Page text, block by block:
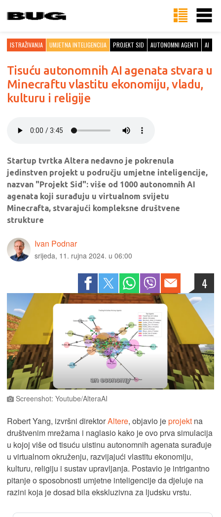
ISTRAŽIVANJA UMJETNA INTELIGENCIJA PROJEKT SID AUTONOMNI AGENTI AI
Tisuću autonomnih AI agenata stvara u
Minecraftu vlastitu ekonomiju, vladu,
kulturu i religije
Startup tvrtka Altera nedavno je pokrenula
jedinstven projekt u području umjetne inteligencije,
nazvan "Projekt Sid": više od 1000 autonomnih AI
agenata koji surađuju u virtualnom svijetu
Minecrafta, stvarajući kompleksne društvene
strukture
Ivan Podnar
srijeda, 11. rujna 2024. u 06:00
4
Screenshot: Youtube/AlteraAI
Robert Yang, izvršni direktorAltere, objavio jeprojekt na
društvenim mrežama i naglasio kako je ovo prva simulacija
u kojoj više od tisuću uistinu autonomnih agenata surađuje
u virtualnom okruženju, razvijajući vlastitu ekonomiju,
kulturu, religiju i sustav upravljanja. Postavio je intrigantno
pitanje o sposobnosti umjetne inteligencije da djeluje na
razini koja je dosad bila ekskluzivna za ljudsku vrstu.